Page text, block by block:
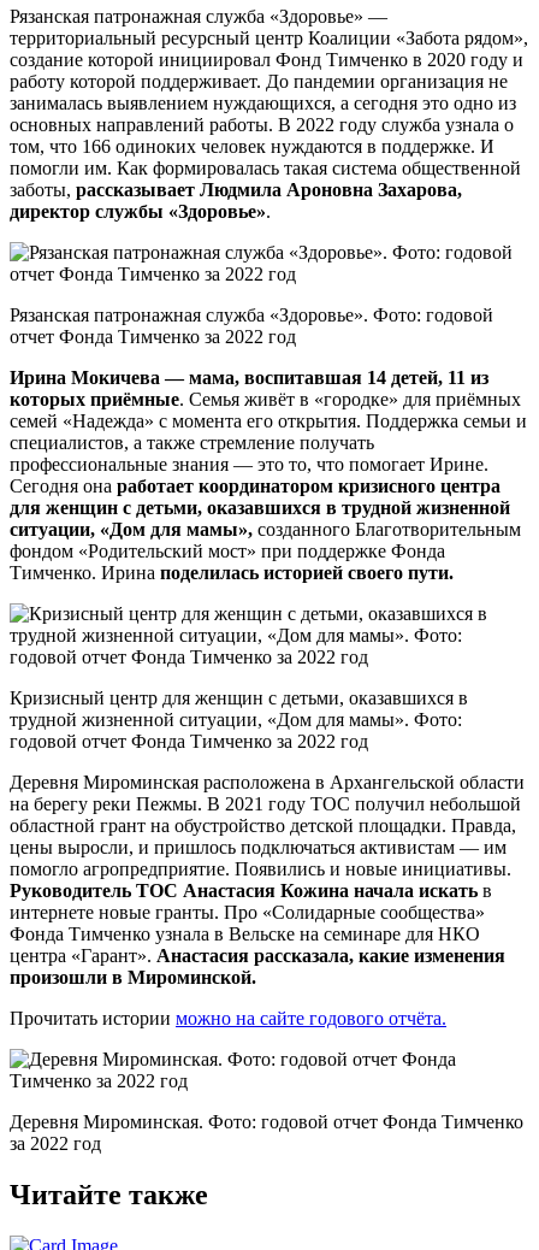
Рязанская патронажная служба «Здоровье» —
территориальный ресурсный центр Коалиции «Забота рядом»,
создание которой инициировал Фонд Тимченко в 2020 году и
работу которой поддерживает. До пандемии организация не
занималась выявлением нуждающихся, а сегодня это одно из
основных направлений работы. В 2022 году служба узнала о
том, что 166 одиноких человек нуждаются в поддержке. И
помогли им. Как формировалась такая система общественной
заботы, рассказывает Людмила Ароновна Захарова,
директор службы «Здоровье».
Рязанская патронажная служба «Здоровье». Фото: годовой
отчет Фонда Тимченко за 2022 год
Ирина Мокичева — мама, воспитавшая 14 детей, 11 из
которых приёмные. Семья живёт в «городке» для приёмных
семей «Надежда» с момента его открытия. Поддержка семьи и
специалистов, а также стремление получать
профессиональные знания — это то, что помогает Ирине.
Сегодня она работает координатором кризисного центра
для женщин с детьми, оказавшихся в трудной жизненной
ситуации, «Дом для мамы», созданного Благотворительным
фондом «Родительский мост» при поддержке Фонда
Тимченко. Ирина поделилась историей своего пути.
Кризисный центр для женщин с детьми, оказавшихся в
трудной жизненной ситуации, «Дом для мамы». Фото:
годовой отчет Фонда Тимченко за 2022 год
Деревня Мироминская расположена в Архангельской области
на берегу реки Пежмы. В 2021 году ТОС получил небольшой
областной грант на обустройство детской площадки. Правда,
цены выросли, и пришлось подключаться активистам — им
помогло агропредприятие. Появились и новые инициативы.
Руководитель ТОС Анастасия Кожина начала искать в
интернете новые гранты. Про «Солидарные сообщества»
Фонда Тимченко узнала в Вельске на семинаре для НКО
центра «Гарант». Анастасия рассказала, какие изменения
произошли в Мироминской.
Прочитать истории можно на сайте годового отчёта.
Деревня Мироминская. Фото: годовой отчет Фонда Тимченко
за 2022 год
Читайте также